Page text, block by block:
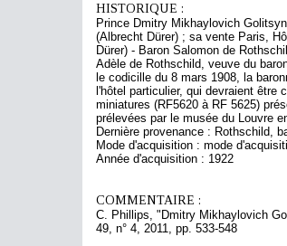
HISTORIQUE :
Prince Dmitry Mikhaylovich
(Albrecht Dürer) ; sa vente Paris,
Dürer) - Baron Salomon de
Adèle de Rothschild, veuve du
le codicille du 8 mars 1908, la
l'hôtel particulier, qui devraient
miniatures (RF5620 à RF 5625)
prélevées par le musée du Louvre
Dernière provenance : Rothschild,
Mode d'acquisition : mode
Année d'acquisition : 1922
COMMENTAIRE :
C. Phillips, "Dmitry Mikhaylovich
49, n° 4, 2011, pp. 533-548